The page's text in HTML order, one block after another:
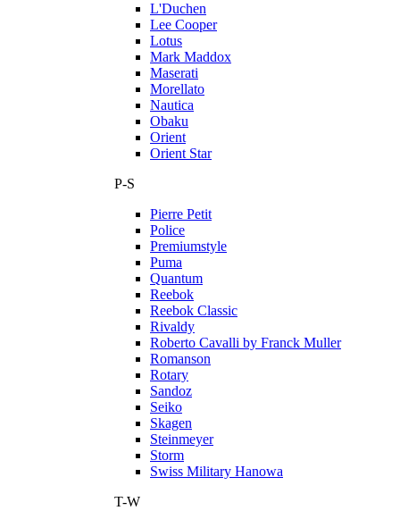
L'Duchen
Lee Cooper
Lotus
Mark Maddox
Maserati
Morellato
Nautica
Obaku
Orient
Orient Star
P-S
Pierre Petit
Police
Premiumstyle
Puma
Quantum
Reebok
Reebok Classic
Rivaldy
Roberto Cavalli by Franck Muller
Romanson
Rotary
Sandoz
Seiko
Skagen
Steinmeyer
Storm
Swiss Military Hanowa
T-W